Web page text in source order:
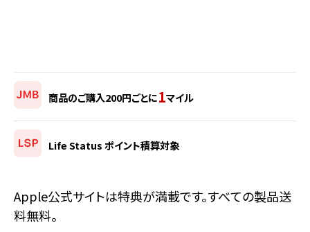
商品のご購入200円ごとに1マイル
Life Status ポイント積算対象
Apple公式サイトは特典が満載です。すべての製品送
料無料。